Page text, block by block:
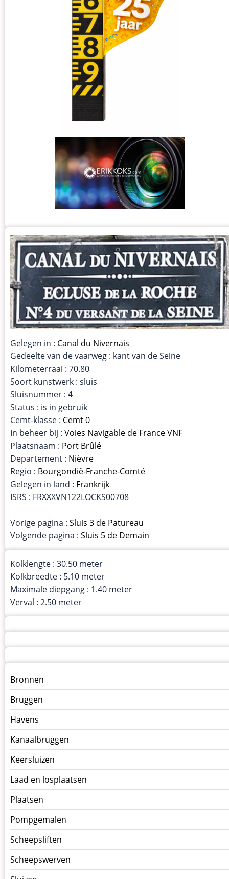
Gelegen in : Canal du Nivernais
Gedeelte van de vaarweg : kant van de Seine
Kilometerraai : 70.80
Soort kunstwerk : sluis
Sluisnummer : 4
Status : is in gebruik
Cemt-klasse : Cemt 0
In beheer bij : Voies Navigable de France VNF
Plaatsnaam : Port Brûlé
Departement : Nièvre
Regio : Bourgondië-Franche-Comté
Gelegen in land : Frankrijk
ISRS : FRXXXVN122LOCKS00708
Vorige pagina : Sluis 3 de Patureau
Volgende pagina : Sluis 5 de Demain
Kolklengte : 30.50 meter
Kolkbreedte : 5.10 meter
Maximale diepgang : 1.40 meter
Verval : 2.50 meter
Menu
kunstwerken
op
kunstwerkpagina
Bronnen
Bruggen
Havens
Kanaalbruggen
Keersluizen
Laad en losplaatsen
Plaatsen
Pompgemalen
Scheepsliften
Scheepswerven